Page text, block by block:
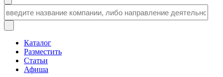
Каталог
Разместить
Статьи
Афиша